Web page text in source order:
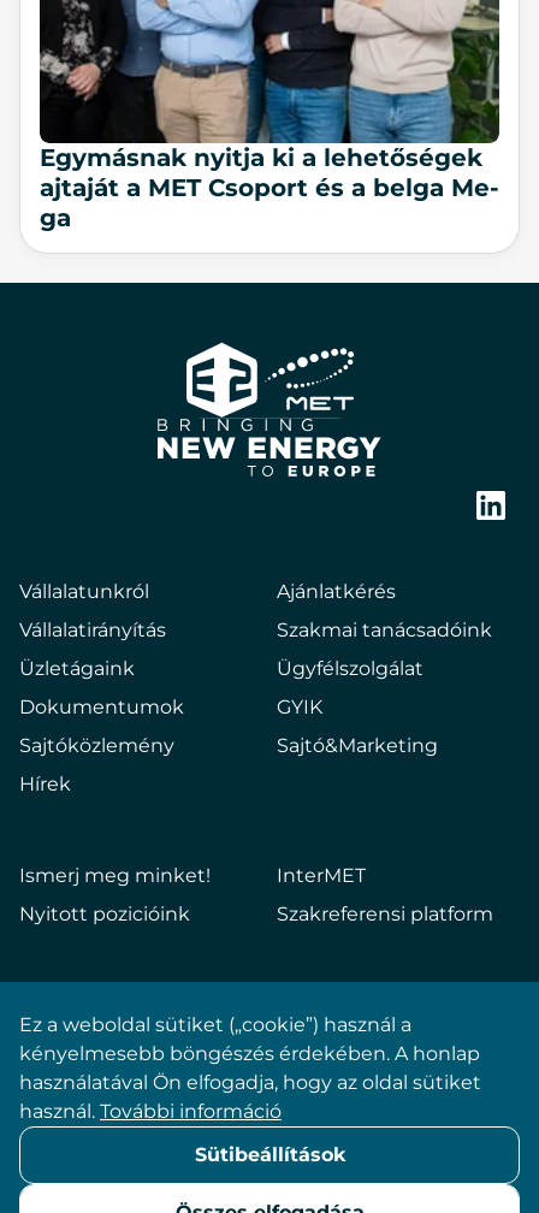
Egy­más­nak nyit­ja ki a le­he­tő­sé­gek
aj­ta­ját a MET Cso­port és a bel­ga Me­
ga
E2
Hungary
Vállalatunkról
Vállalatirányítás
Üzletágaink
Dokumentumok
Sajtóközlemény
Hírek
Ajánlatkérés
Szakmai tanácsadóink
Ügyfélszolgálat
GYIK
Sajtó&Marketing
Ismerj meg minket!
Nyitott pozicióink
InterMET
Szakreferensi platform
Impresszum
Adatkezelési tájékoztató
Sütibeállítások
ÁSZF
Ez a weboldal sütiket („cookie”) használ a
kényelmesebb böngészés érdekében. A honlap
használatával Ön elfogadja, hogy az oldal sütiket
használ. További információ
Sütibeállítások